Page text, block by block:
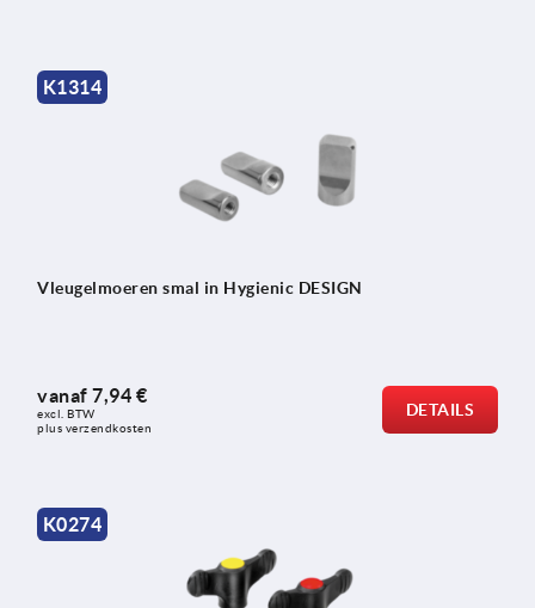
K1314
Vleugelmoeren smal in Hygienic DESIGN
vanaf 7,94 €
excl. BTW
plus verzendkosten
DETAILS
K0274